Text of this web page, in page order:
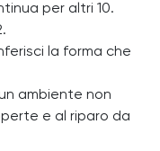
per altri 10.
la forma che
ambiente non
e al riparo da